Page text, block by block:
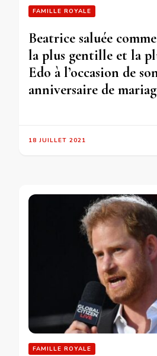
FAMILLE ROYALE
Beatrice saluée
la plus gentille et la
Edo à l’occasion de
anniversaire de
18 JUILLET 2021
FAMILLE ROYALE